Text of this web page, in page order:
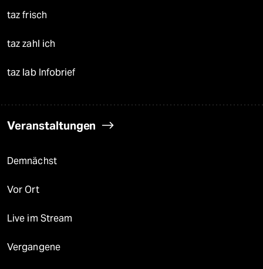
taz frisch
taz zahl ich
taz lab Infobrief
Veranstaltungen
Demnächst
Vor Ort
Live im Stream
Vergangene